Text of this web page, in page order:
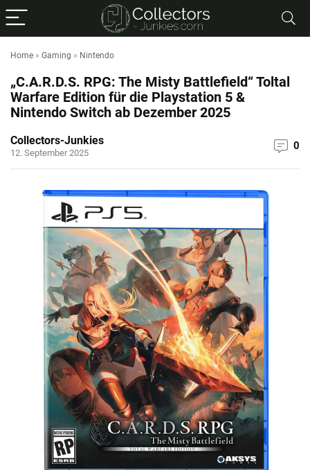
Home » Gaming » Nintendo
„C.A.R.D.S. RPG: The Misty Battlefield“ Toltal
Warfare Edition für die Playstation 5 &
Nintendo Switch ab Dezember 2025
Collectors-Junkies
12. September 2025
0